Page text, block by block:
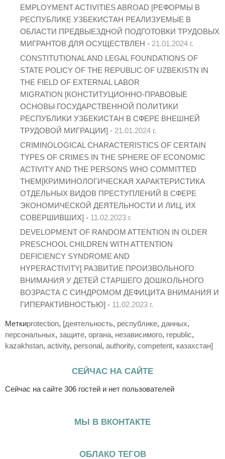
EMPLOYMENT ACTIVITIES ABROAD [РЕФОРМЫ В
РЕСПУБЛИКЕ УЗБЕКИСТАН РЕАЛИЗУЕМЫЕ В
ОБЛАСТИ ПРЕДВЫЕЗДНОЙ ПОДГОТОВКИ ТРУДОВЫХ
МИГРАНТОВ ДЛЯ ОСУЩЕСТВЛЕН - 21.01.2024 г.
CONSTITUTIONAL AND LEGAL FOUNDATIONS OF
STATE POLICY OF THE REPUBLIC OF UZBEKISTN IN
THE FIELD OF EXTERNAL LABOR
MIGRATION [КОНСТИТУЦИОННО-ПРАВОВЫЕ
ОСНОВЫ ГОСУДАРСТВЕННОЙ ПОЛИТИКИ
РЕСПУБЛИКИ УЗБЕКИСТАН В СФЕРЕ ВНЕШНЕЙ
ТРУДОВОЙ МИГРАЦИИ] - 21.01.2024 г.
CRIMINOLOGICAL CHARACTERISTICS OF CERTAIN
TYPES OF CRIMES IN THE SPHERE OF ECONOMIC
ACTIVITY AND THE PERSONS WHO COMMITTED
THEM[КРИМИНОЛОГИЧЕСКАЯ ХАРАКТЕРИСТИКА
ОТДЕЛЬНЫХ ВИДОВ ПРЕСТУПЛЕНИЙ В СФЕРЕ
ЭКОНОМИЧЕСКОЙ ДЕЯТЕЛЬНОСТИ И ЛИЦ, ИХ
СОВЕРШИВШИХ] - 11.02.2023 г.
DEVELOPMENT OF RANDOM ATTENTION IN OLDER
PRESCHOOL CHILDREN WITH ATTENTION
DEFICIENCY SYNDROME AND
HYPERACTIVITY[ РАЗВИТИЕ ПРОИЗВОЛЬНОГО
ВНИМАНИЯ У ДЕТЕЙ СТАРШЕГО ДОШКОЛЬНОГО
ВОЗРАСТА С СИНДРОМОМ ДЕФИЦИТА ВНИМАНИЯ И
ГИПЕРАКТИВНОСТЬЮ] - 11.02.2023 г.
Меткиprotection, [деятельность, республике, данных,
персональных, защите, органа, независимого, republic,
kazakhstan, activity, personal, authority, competent, казахстан]
СЕЙЧАС НА САЙТЕ
Сейчас на сайте 306 гостей и нет пользователей
МЫ В ВКОНТАКТЕ
ОБЛАКО ТЕГОВ